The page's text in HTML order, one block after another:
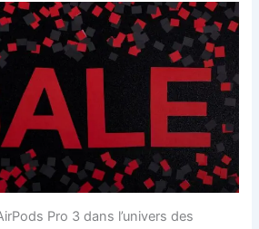
Pro 3 dans l’univers des